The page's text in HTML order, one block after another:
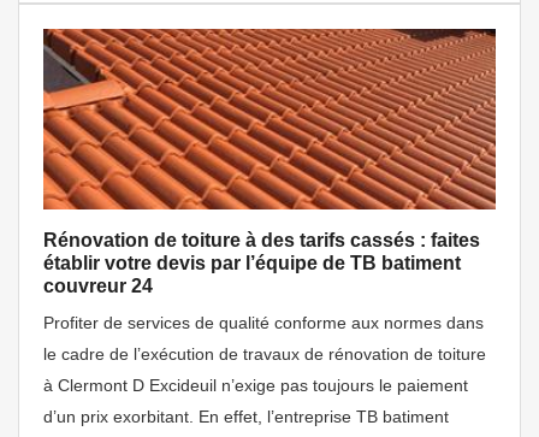
Rénovation de toiture à des tarifs cassés : faites
établir votre devis par l’équipe de TB batiment
couvreur 24
Profiter de services de qualité conforme aux normes dans
le cadre de l’exécution de travaux de rénovation de toiture
à Clermont D Excideuil n’exige pas toujours le paiement
d’un prix exorbitant. En effet, l’entreprise TB batiment